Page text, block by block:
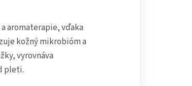
aromaterapie, vďaka
kožný mikrobióm a
vyrovnáva
pleti.